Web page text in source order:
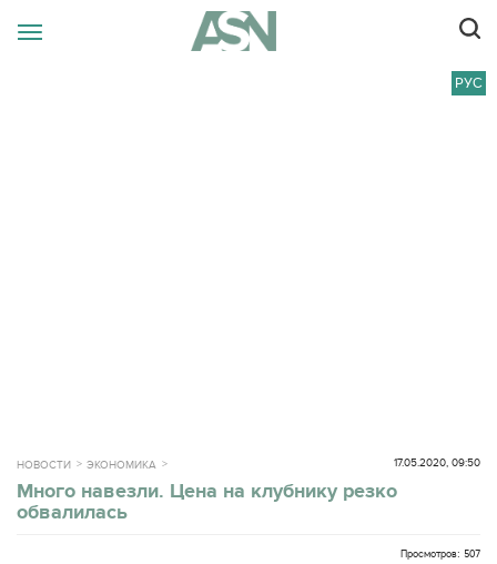
РУС
НОВОСТИ ЭКОНОМИКА 17.05.2020, 09:50
Много навезли. Цена на клубнику резко
обвалилась
Просмотров: 507